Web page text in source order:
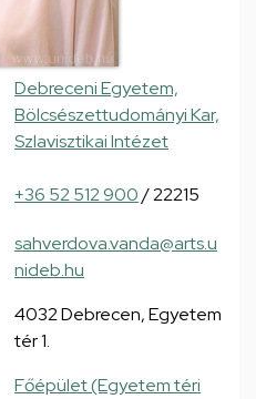
Debreceni Egyetem,
Bölcsészettudományi Kar,
Szlavisztikai Intézet
+36 52 512 900/ 22215
sahverdova.vanda@arts.u
nideb.hu
4032 Debrecen, Egyetem
tér 1.
Főépület (Egyetem téri